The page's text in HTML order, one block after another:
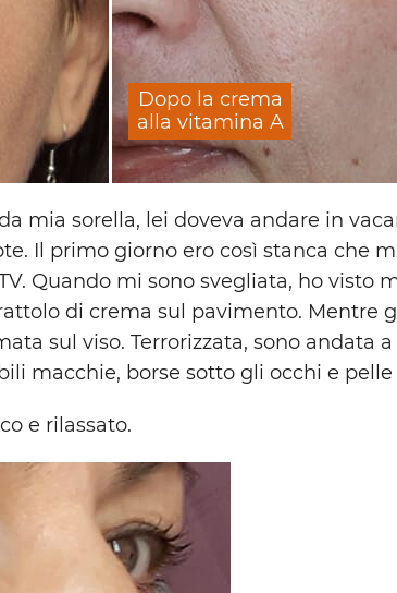
Dopo la crema
alla vitamina A
mia sorella, lei doveva andare in
Il primo giorno ero così stanca che
Quando mi sono svegliata, ho visto
di crema sul pavimento. Mentre
sul viso. Terrorizzata, sono andata
macchie, borse sotto gli occhi e
e rilassato.